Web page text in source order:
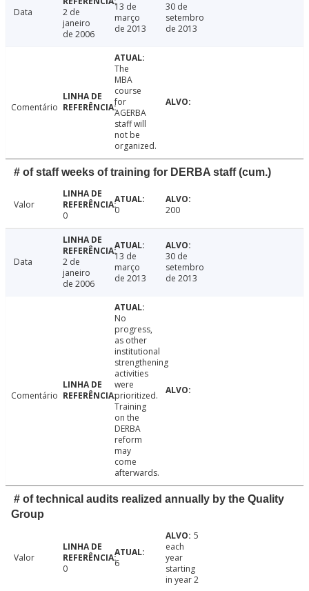
Data
2 de
janeiro
de 2006
13 de
março
de 2013
30 de
setembro
de 2013
Comentário
The
MBA
course
for
AGERBA
staff will
not be
organized.
# of staff weeks of training for DERBA staff (cum.)
Valor
0
0 200
Data
2 de
janeiro
de 2006
13 de
março
de 2013
30 de
setembro
de 2013
Comentário
No
progress,
as other
institutional
strengthening
activities
were
prioritized.
Training
on the
DERBA
reform
may
come
afterwards.
# of technical audits realized annually by the Quality
Group
Valor
0
6
5
each
year
starting
in year 2